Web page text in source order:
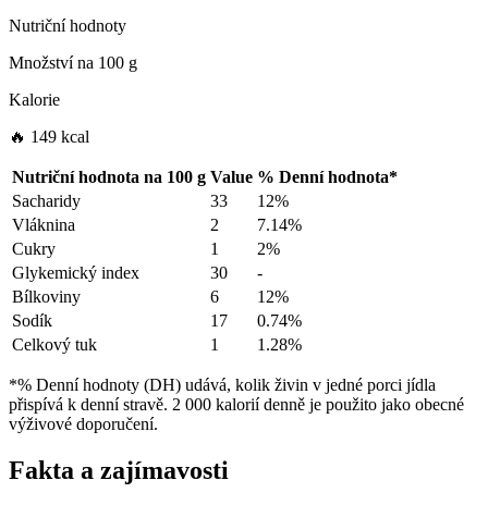
Nutriční hodnoty
Množství na 100 g
Kalorie
🔥 149 kcal
Nutriční hodnota na 100 g Value % Denní hodnota*
Sacharidy
33
12%
Vláknina
2
7.14%
Cukry
1
2%
Glykemický index
30
-
Bílkoviny
6
12%
Sodík
17
0.74%
Celkový tuk
1 1.28%
*% Denní hodnoty (DH) udává, kolik živin v jedné porci jídla
přispívá k denní stravě. 2 000 kalorií denně je použito jako obecné
výživové doporučení.
Fakta a zajímavosti